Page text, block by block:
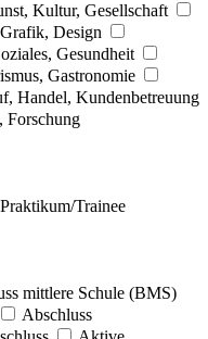
Kultur, Gesellschaft
Design
Gesundheit
Gastronomie
Handel, Kundenbetreuung
Forschung
Praktikum/Trainee
mittlere Schule (BMS)
Abschluss